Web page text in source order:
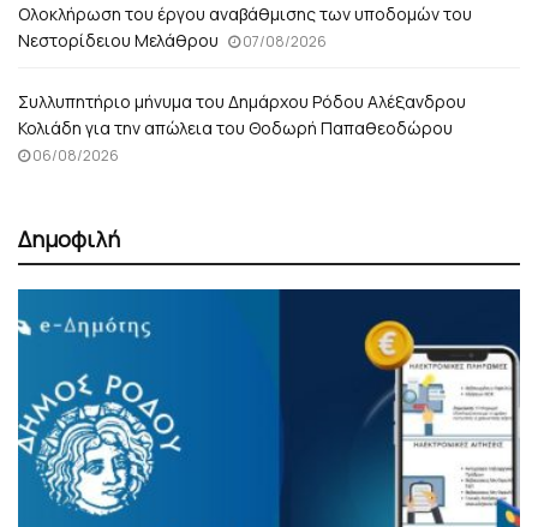
Ολοκλήρωση του έργου αναβάθμισης των υποδομών του
Νεστορίδειου Μελάθρου
07/08/2026
Συλλυπητήριο μήνυμα του Δημάρχου Ρόδου Αλέξανδρου
Κολιάδη για την απώλεια του Θοδωρή Παπαθεοδώρου
06/08/2026
Δημοφιλή